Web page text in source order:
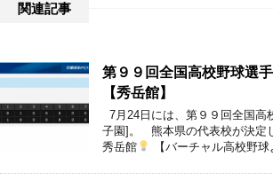
関連記事
第９９回全国高校野球選
【秀岳館】
7月24日には、第９９回全国高
子園]。 熊本県の代表校が決定
秀岳館
【バーチャル高校野